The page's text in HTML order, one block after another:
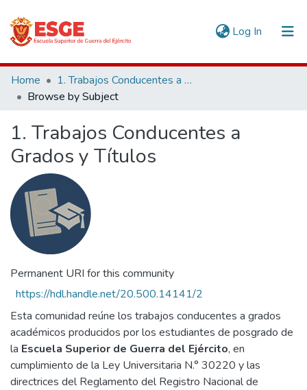
Log In (current)
Communities & Collections
All of DSpace
Home
1. Trabajos Conducentes a Grados y Títulos
Browse by Subject
1. Trabajos Conducentes a
Grados y Títulos
Permanent URI for this community
https://hdl.handle.net/20.500.14141/2
Esta comunidad reúne los trabajos conducentes a grados
académicos producidos por los estudiantes de posgrado de
la Escuela Superior de Guerra del Ejército, en
cumplimiento de la Ley Universitaria N.° 30220 y las
directrices del Reglamento del Registro Nacional de